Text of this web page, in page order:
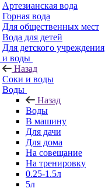
Артезианская вода
Горная вода
Для общественных мест
Вода для детей
Для детского учреждения
и воды
Назад
Соки и воды
Воды
Назад
Воды
В машину
Для дачи
Для дома
На совещание
На тренировку
0.25-1.5л
5л